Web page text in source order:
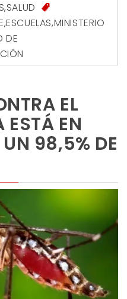
,SALUD
,ESCUELAS,MINISTERIO
DE
EL
EN
UN 98,5% DE